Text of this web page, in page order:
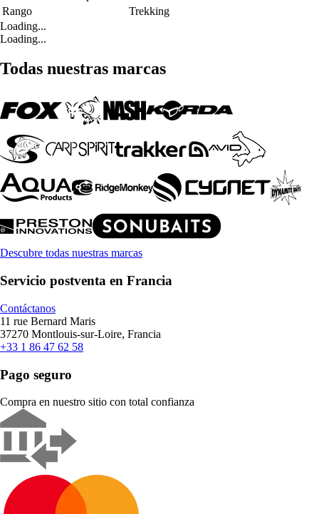
Rango
Trekking
Loading...
Loading...
Todas nuestras marcas
Descubre todas nuestras marcas
Servicio postventa en Francia
Contáctanos
11 rue Bernard Maris
37270 Montlouis-sur-Loire, Francia
+33 1 86 47 62 58
Pago seguro
Compra en nuestro sitio con total confianza